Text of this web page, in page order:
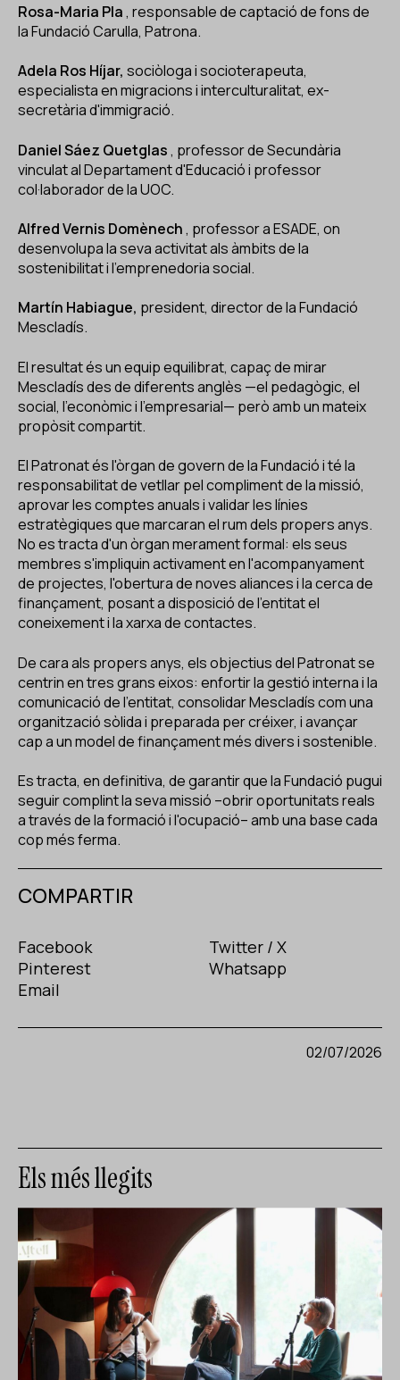
Rosa-Maria Pla, responsable de captació de fons de
la Fundació Carulla, Patrona.
Adela Ros Híjar, sociòloga i socioterapeuta,
especialista en migracions i interculturalitat, ex-
secretària d'immigració.
Daniel Sáez Quetglas, professor de Secundària
vinculat al Departament d'Educació i professor
col·laborador de la UOC.
Alfred Vernis Domènech, professor a ESADE, on
desenvolupa la seva activitat als àmbits de la
sostenibilitat i l'emprenedoria social.
Martín Habiague, president, director de la Fundació
Mescladís.
El resultat és un equip equilibrat, capaç de mirar
Mescladís des de diferents anglès —el pedagògic, el
social, l'econòmic i l'empresarial— però amb un mateix
propòsit compartit.
El Patronat és l'òrgan de govern de la Fundació i té la
responsabilitat de vetllar pel compliment de la missió,
aprovar les comptes anuals i validar les línies
estratègiques que marcaran el rum dels propers anys.
No es tracta d'un òrgan merament formal: els seus
membres s'impliquin activament en l'acompanyament
de projectes, l'obertura de noves aliances i la cerca de
finançament, posant a disposició de l'entitat el
coneixement i la xarxa de contactes.
De cara als propers anys, els objectius del Patronat se
centrin en tres grans eixos: enfortir la gestió interna i la
comunicació de l'entitat, consolidar Mescladís com una
organització sòlida i preparada per créixer, i avançar
cap a un model de finançament més divers i sostenible.
Es tracta, en definitiva, de garantir que la Fundació pugui
seguir complint la seva missió –obrir oportunitats reals
a través de la formació i l'ocupació– amb una base cada
cop més ferma.
COMPARTIR
Facebook
Twitter / X
Pinterest
Whatsapp
Email
02/07/2026
Els més llegits